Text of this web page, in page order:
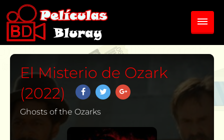
El Misterio de Ozark
(2022)
Ghosts of the Ozarks